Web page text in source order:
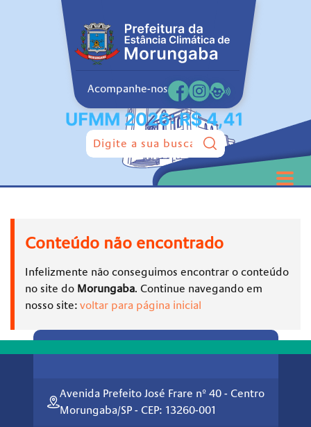
Acompanhe-nos
Pesquisar:
Conteúdo não encontrado
Infelizmente não conseguimos encontrar o conteúdo
no site do Morungaba. Continue navegando em
nosso site: voltar para página inicial
Avenida Prefeito José Frare nº 40 - Centro
Morungaba/SP - CEP: 13260-001